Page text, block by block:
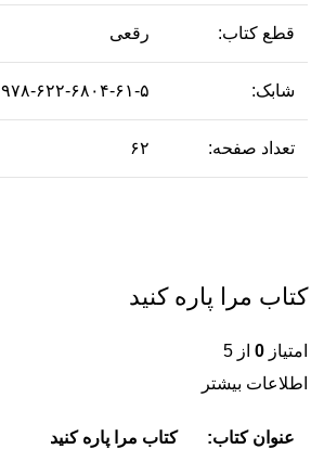
قطع کتاب: رقعی
شابک: ۹۷۸-۶۲۲-۶۸۰۴-۶۱-۵
تعداد صفحه: ۶۲
کتاب مرا پاره کنید
امتیاز 0 از 5
اطلاعات بیشتر
عنوان کتاب: کتاب مرا پاره کنید